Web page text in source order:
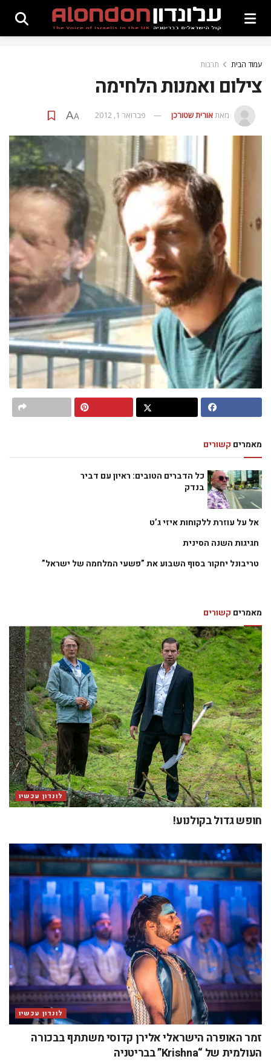
עמוד הבית תרבות
צילום ואמנות הלחימה
מאתאורית שטורכן פברואר 1, 2012 A
A
מאמרים קשורים
כל הדברים הטובים: ראיון עם דביר
בנדק
אל על עוזרת ללקוחות איזי ג’ט
חגיגות השנה הסינית
טריבונל יחקור בסוף השבוע את ”פשעי המלחמה של ישראל”
מאמרים קשורים
לונדון עכשיו
חופש גדול בקולנוע!
לונדון עכשיו
זמר האופרה הישראלי אלירן קדוסי משתתף בבכורה
העולמית של “Krishna” בבריטניה